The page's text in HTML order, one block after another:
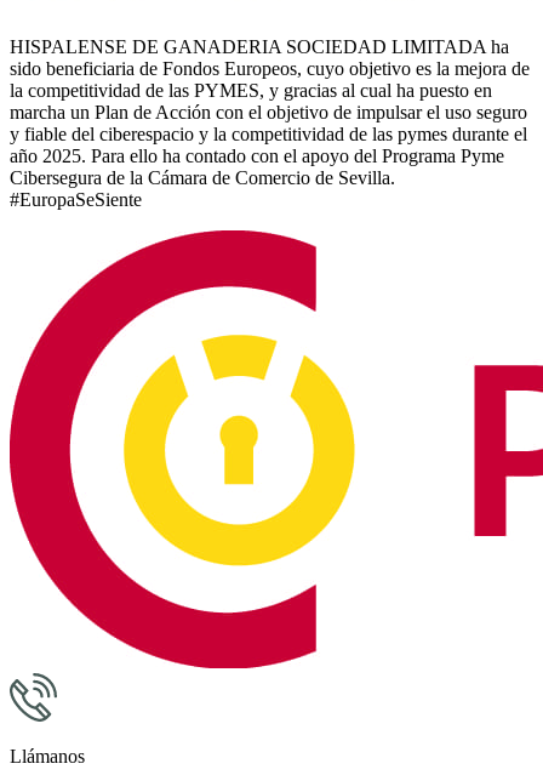
HISPALENSE DE GANADERIA SOCIEDAD LIMITADA ha
sido beneficiaria de Fondos Europeos, cuyo objetivo es la mejora de
la competitividad de las PYMES, y gracias al cual ha puesto en
marcha un Plan de Acción con el objetivo de impulsar el uso seguro
y fiable del ciberespacio y la competitividad de las pymes durante el
año 2025. Para ello ha contado con el apoyo del Programa Pyme
Cibersegura de la Cámara de Comercio de Sevilla.
#EuropaSeSiente
Llámanos